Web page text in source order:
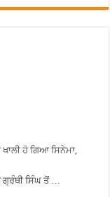
ਹੋ ਗਿਆ ਸਿਨੇਮਾ,
ਸਿੰਘ ਤੋਂ …